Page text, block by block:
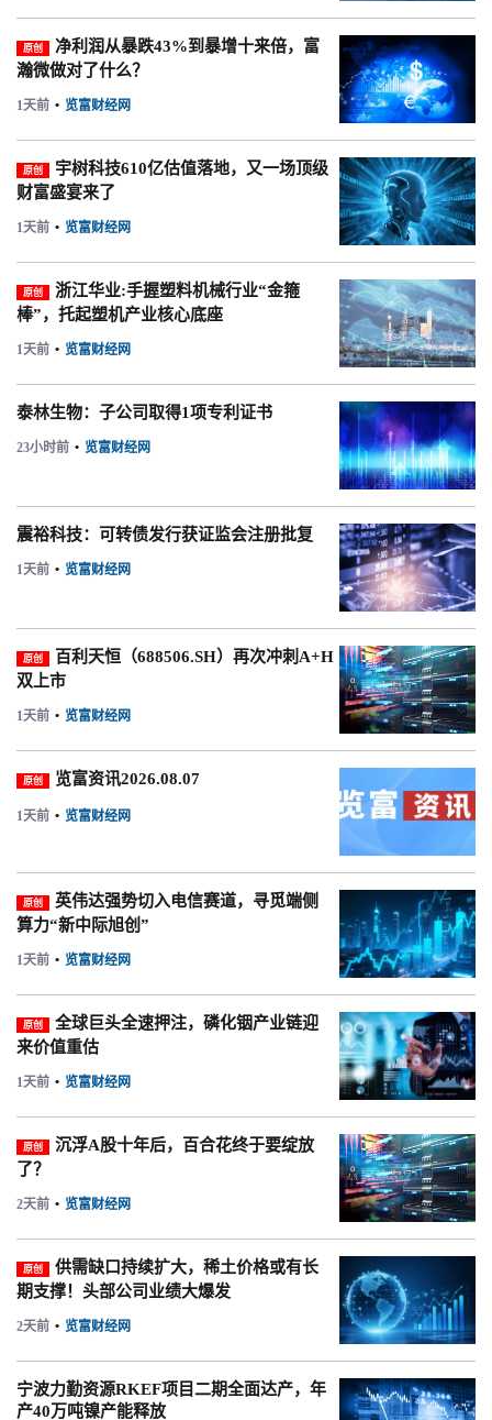
原创
净利润从暴跌43%到暴增十来倍，富
瀚微做对了什么？
1天前 • 览富财经网
原创
宇树科技610亿估值落地，又一场顶级
财富盛宴来了
1天前 • 览富财经网
原创
浙江华业:手握塑料机械行业“金箍
棒”，托起塑机产业核心底座
1天前 • 览富财经网
泰林生物：子公司取得1项专利证书
23小时前 • 览富财经网
震裕科技：可转债发行获证监会注册批复
1天前 • 览富财经网
原创
百利天恒（688506.SH）再次冲刺A+H
双上市
1天前 • 览富财经网
原创 览富资讯2026.08.07
1天前 • 览富财经网
原创
英伟达强势切入电信赛道，寻觅端侧
算力“新中际旭创”
1天前 • 览富财经网
原创
全球巨头全速押注，磷化铟产业链迎
来价值重估
1天前 • 览富财经网
原创
沉浮A股十年后，百合花终于要绽放
了？
2天前 • 览富财经网
原创
供需缺口持续扩大，稀土价格或有长
期支撑！头部公司业绩大爆发
2天前 • 览富财经网
宁波力勤资源RKEF项目二期全面达产，年
产40万吨镍产能释放